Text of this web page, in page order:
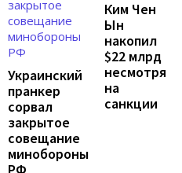
Украинский
пранкер
сорвал
закрытое
совещание
минобороны
Ким Чен
Ын
накопил
$22 млрд
несмотря
на
санкции